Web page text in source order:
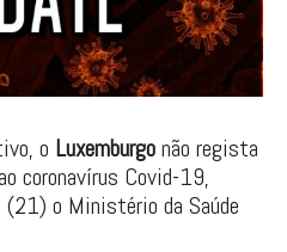
o Luxemburgonão regista
coronavírus Covid-19,
o Ministério da Saúde